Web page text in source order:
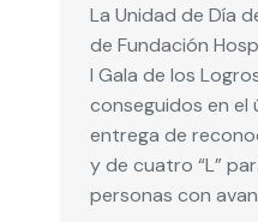
La Unidad de Día
de Fundación
I Gala de los
conseguidos en el
entrega de
y de cuatro “L”
personas con